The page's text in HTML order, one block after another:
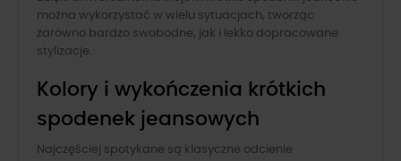
można wykorzystać w wielu sytuacjach, tworząc
zarówno bardzo swobodne, jak i lekko dopracowane
stylizacje.
Kolory i wykończenia krótkich
spodenek jeansowych
Najczęściej spotykane są klasyczne odcienie